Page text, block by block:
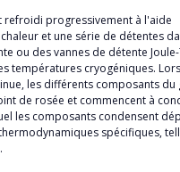
refroidi progressivement à l'aide
et une série de détentes
ou des vannes de détente
températures cryogéniques.
les différents composants du
de rosée et commencent à
les composants condensent
spécifiques,